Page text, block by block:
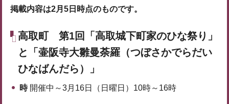
掲載内容は2月5日時点のものです。
高取町 第1回「高取城下町家のひな祭り」
と「壷阪寺大雛曼荼羅（つぼさかでらだい
ひなばんだら）」
時開催中～3月16日（日曜日）10時～16時